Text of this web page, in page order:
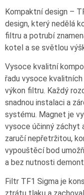
Kompaktní design –
design, který nedělá
filtru a potrubí
kotel a se světlou
Vysoce kvalitní
řadu vysoce
výkon filtru. Každý
snadnou instalaci a
systému. Magnet je
vysoce účinný záchyt
zaručí nepřetržitou,
vypouštěcí bod
a bez nutnosti
Filtr TF1 Sigma je